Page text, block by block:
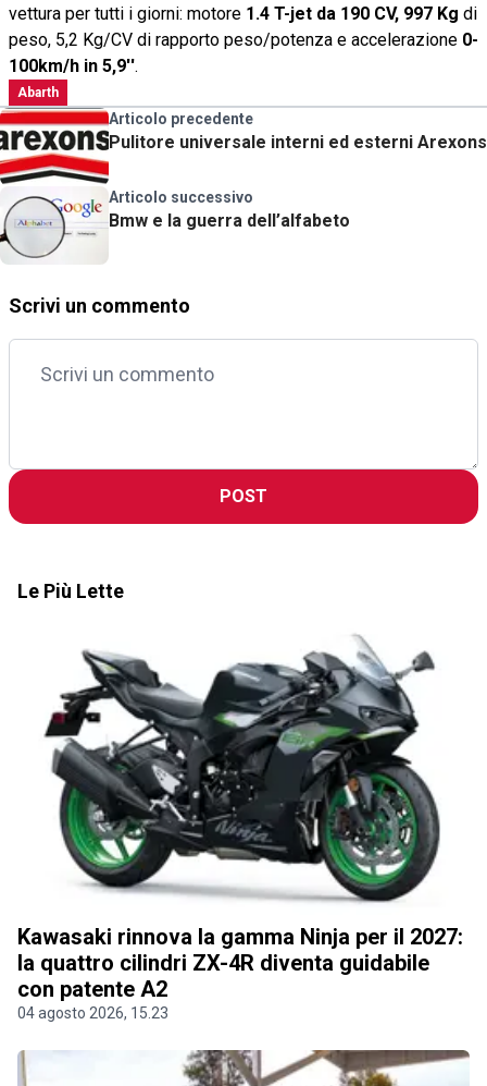
vettura per tutti i giorni: motore 1.4 T-jet da 190 CV, 997 Kg di
peso, 5,2 Kg/CV di rapporto peso/potenza e accelerazione 0-
100km/h in 5,9''.
Abarth
Articolo precedente
Pulitore universale interni ed esterni Arexons
Articolo successivo
Bmw e la guerra dell’alfabeto
Scrivi un commento
POST
Le Più Lette
Kawasaki rinnova la gamma Ninja per il 2027:
la quattro cilindri ZX-4R diventa guidabile
con patente A2
04 agosto 2026, 15.23